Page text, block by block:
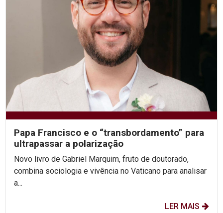
Papa Francisco e o “transbordamento” para
ultrapassar a polarização
Novo livro de Gabriel Marquim, fruto de doutorado,
combina sociologia e vivência no Vaticano para analisar
a...
LER MAIS